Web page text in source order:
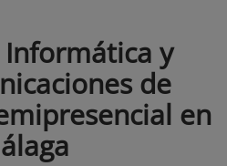
Informática y
de
en